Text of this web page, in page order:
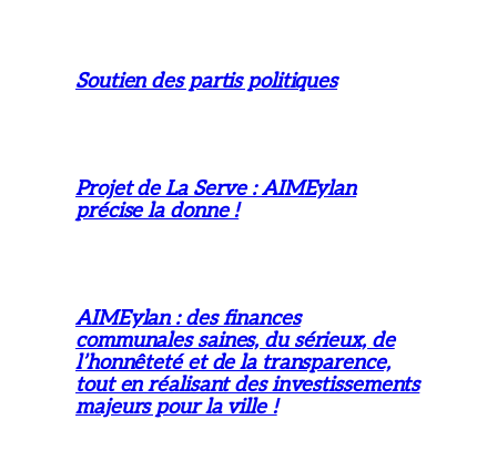
Soutien des partis politiques
Projet de La Serve : AIMEylan
précise la donne !
AIMEylan : des finances
communales saines, du sérieux, de
l’honnêteté et de la transparence,
tout en réalisant des investissements
majeurs pour la ville !